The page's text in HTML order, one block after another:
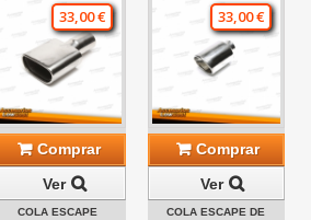
33,00 €
Comprar
Ver
COLA ESCAPE
33,00 €
Comprar
Ver
COLA ESCAPE DE